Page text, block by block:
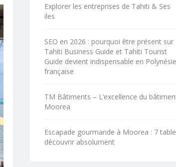
Explorer les entreprises de Tahiti & Ses
iles
SEO en 2026 : pourquoi être présent sur
Tahiti Business Guide et Tahiti Tourist
Guide devient indispensable en Polynésie
française
TM Bâtiments – L’excellence du
Moorea
Escapade gourmande à Moorea : 7
découvrir absolument